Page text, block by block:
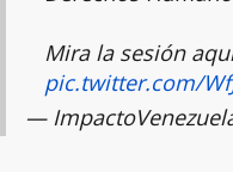
Mira la sesión
pic.twitter.com/
—